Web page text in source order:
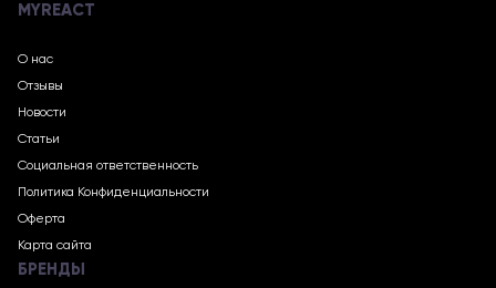
MYREACT
О нас
Отзывы
Новости
Статьи
Социальная ответственность
Политика Конфиденциальности
Оферта
Карта сайта
БРЕНДЫ